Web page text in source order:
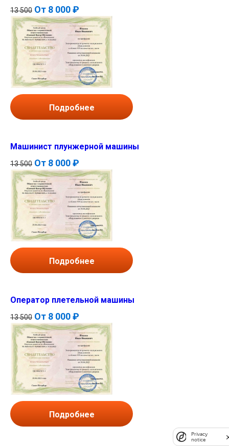
13 500 От 8 000 ₽
Подробнее
Машинист плунжерной машины
13 500 От 8 000 ₽
Подробнее
Оператор плетельной машины
13 500 От 8 000 ₽
Подробнее
Privacy
notice